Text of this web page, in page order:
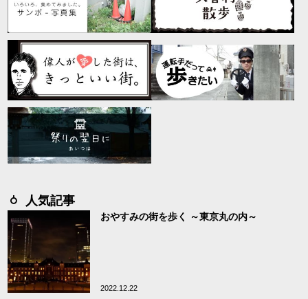
人気記事
おやすみの街を歩く ～東京丸の内～
2022.12.22